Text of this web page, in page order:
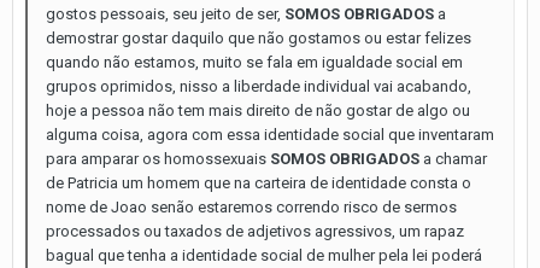
gostos pessoais, seu jeito de ser, SOMOS OBRIGADOS a
demostrar gostar daquilo que não gostamos ou estar felizes
quando não estamos, muito se fala em igualdade social em
grupos oprimidos, nisso a liberdade individual vai acabando,
hoje a pessoa não tem mais direito de não gostar de algo ou
alguma coisa, agora com essa identidade social que inventaram
para amparar os homossexuais SOMOS OBRIGADOS a chamar
de Patricia um homem que na carteira de identidade consta o
nome de Joao senão estaremos correndo risco de sermos
processados ou taxados de adjetivos agressivos, um rapaz
bagual que tenha a identidade social de mulher pela lei poderá